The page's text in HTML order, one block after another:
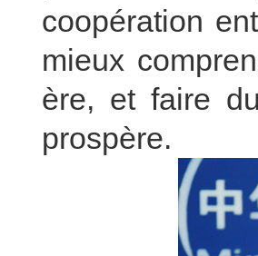
coopération
mieux
ère, et faire
prospère.